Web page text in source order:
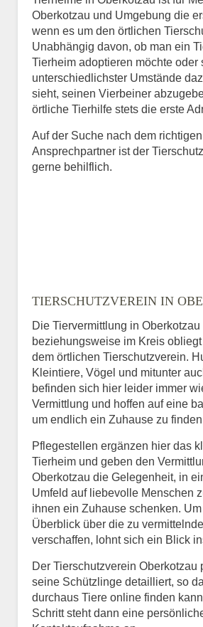
Oberkotzau und Umgebung die
wenn es um den örtlichen
Unabhängig davon, ob man ein
Tierheim adoptieren möchte oder
unterschiedlichster Umstände
sieht, seinen Vierbeiner
örtliche Tierhilfe stets die erste
Auf der Suche nach dem richtigen
Ansprechpartner ist der
gerne behilflich.
TIERSCHUTZVEREIN IN
Die Tiervermittlung in Oberkotzau
beziehungsweise im Kreis obliegt
dem örtlichen Tierschutzverein.
Kleintiere, Vögel und mitunter
befinden sich hier leider immer
Vermittlung und hoffen auf eine
um endlich ein Zuhause zu
Pflegestellen ergänzen hier das
Tierheim und geben den
Oberkotzau die Gelegenheit, in
Umfeld auf liebevolle Menschen
ihnen ein Zuhause schenken.
Überblick über die zu
verschaffen, lohnt sich ein Blick
Der Tierschutzverein Oberkotzau
seine Schützlinge detailliert, so
durchaus Tiere online finden
Schritt steht dann eine